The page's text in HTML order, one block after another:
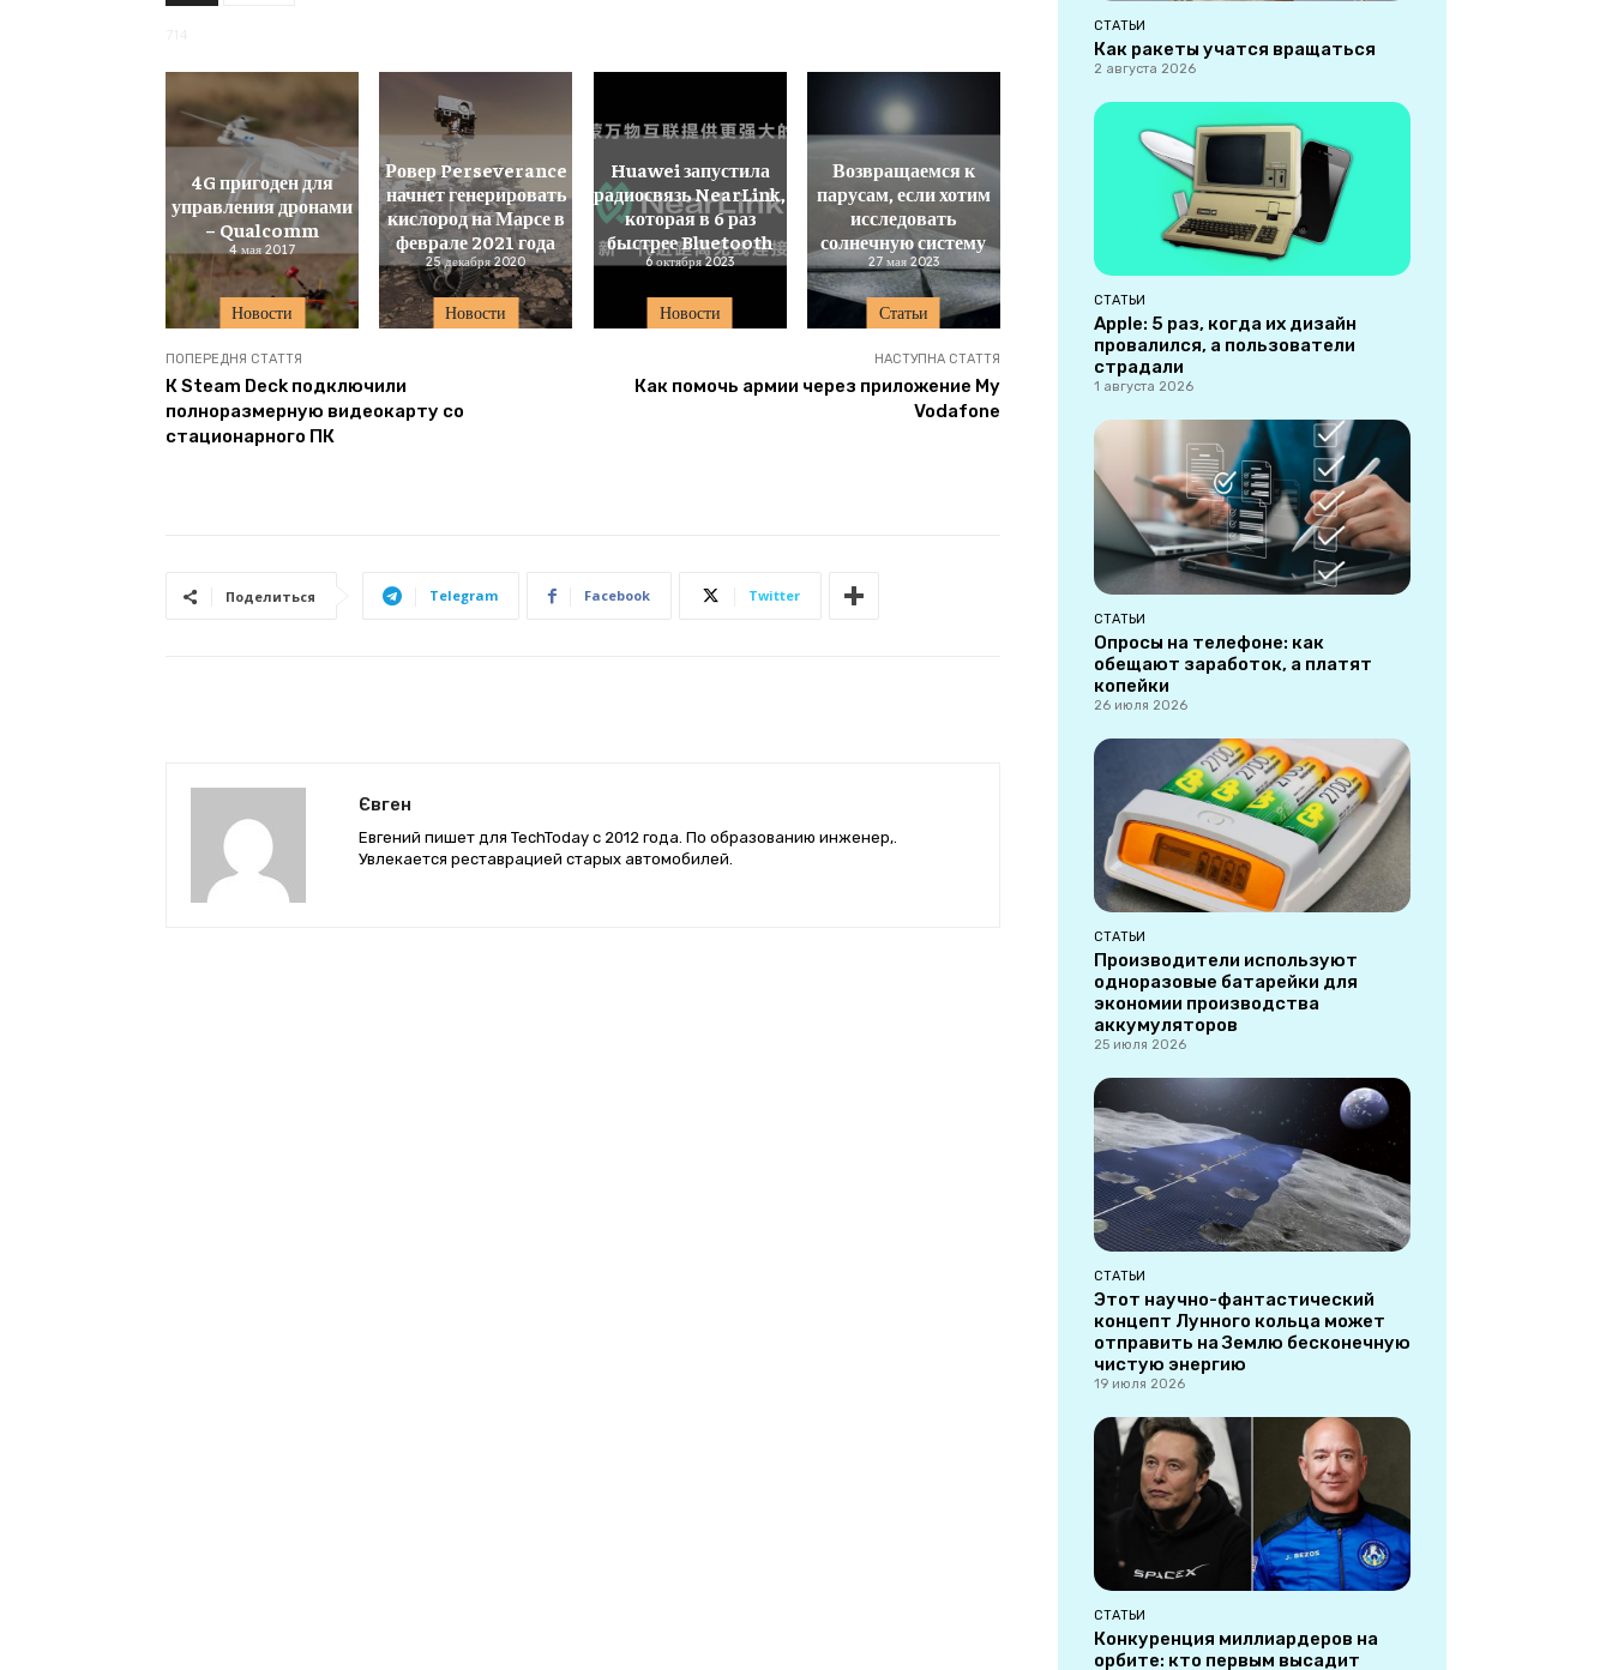
Новости
4G пригоден для
управления дронами
– Qualcomm
4 мая 2017
Новости
Ровер Perseverance
начнет генерировать
кислород на Марсе в
феврале 2021 года
25 декабря 2020
Новости
Huawei запустила
радиосвязь NearLink,
которая в 6 раз
быстрее Bluetooth
6 октября 2023
Статьи
Возвращаемся к
парусам, если хотим
исследовать
солнечную систему
27 мая 2023
ПОПЕРЕДНЯ СТАТТЯ
К Steam Deck подключили
полноразмерную видеокарту со
стационарного ПК
НАСТУПНА СТАТТЯ
Как помочь армии через приложение My
Vodafone
Поделиться Telegram Facebook Twitter
Євген
Евгений пишет для TechToday с 2012 года. По образованию инженер,.
Увлекается реставрацией старых автомобилей.
СТАТЬИ
Как ракеты учатся вращаться
2 августа 2026
СТАТЬИ
Apple: 5 раз, когда их дизайн
провалился, а пользователи
страдали
1 августа 2026
СТАТЬИ
Опросы на телефоне: как
обещают заработок, а платят
копейки
26 июля 2026
СТАТЬИ
Производители используют
одноразовые батарейки для
экономии производства
аккумуляторов
25 июля 2026
СТАТЬИ
Этот научно-фантастический
концепт Лунного кольца может
отправить на Землю бесконечную
чистую энергию
19 июля 2026
СТАТЬИ
Конкуренция миллиардеров на
орбите: кто первым высадит